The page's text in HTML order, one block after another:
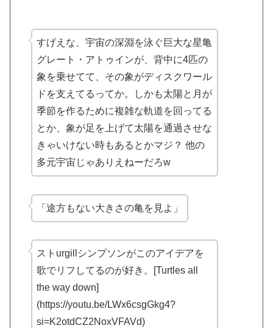
すげえな、宇宙の深淵を泳ぐ巨大な星亀
グレート・アトゥインが、背中に4匹の
象を乗せてて、その象がディスクワール
ドを支えてるってか。しかも太陽と月が
季節を作るために複雑な軌道を回ってる
とか、 象が足を上げて太陽を通過させな
きゃいけない時もあるとかマジ？ 他の
多元宇宙じゃありえねーだろw
「途方もない大きさの亀を見よ」
ストurgillシンプソンがこのアイデアを
歌でリフしてるのが好き。[Turtles all
the way down]
(https://youtu.be/LWx6csgGkg4?
si=K2otdCZ2NoxVFAVd)